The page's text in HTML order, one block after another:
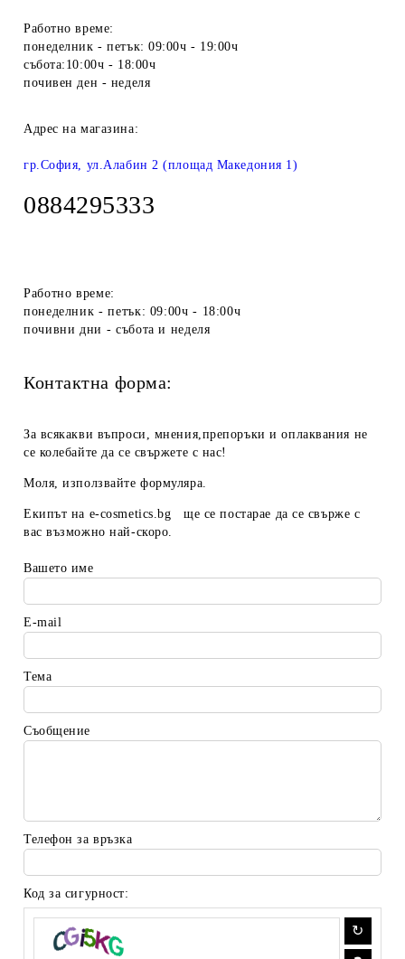
Работно време:
понеделник - петък: 09:00ч - 19:00ч
събота:10:00ч - 18:00ч
почивен ден - неделя
Адрес на магазина:
гр.София, ул.Алабин 2 (площад Македония 1)
0884295333
Работно време:
понеделник - петък: 09:00ч - 18:00ч
почивни дни - събота и неделя
Контактна форма:
За всякакви въпроси, мнения,препоръки и оплаквания не
се колебайте да се свържете с нас!
Моля, използвайте формуляра.
Екипът на e-cosmetics.bg
ще се постарае да се свърже с
вас възможно най-скоро.
Вашето име
E-mail
Тема
Съобщение
Телефон за връзка
Код за сигурност: